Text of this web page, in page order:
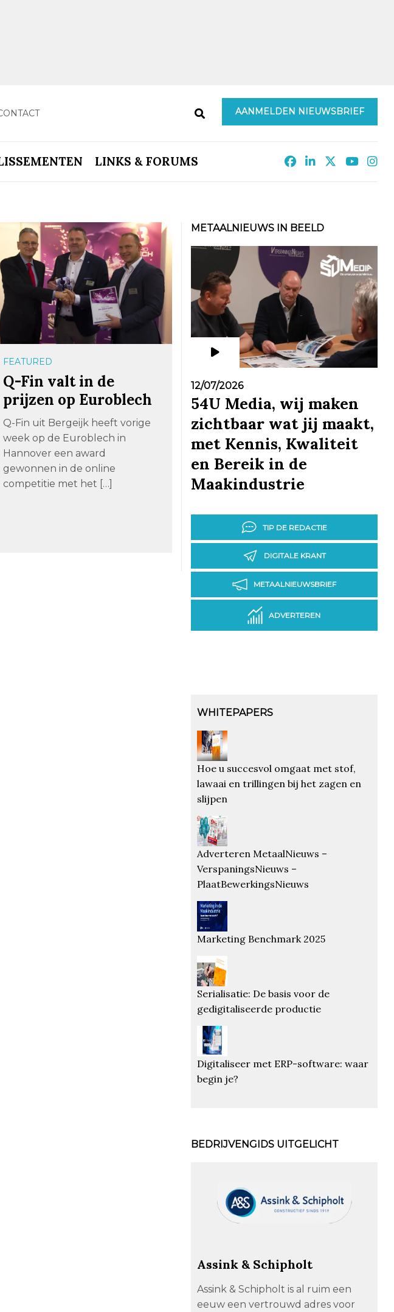
AANMELDEN NIEUWSBRIEF
LINKS & FORUMS
FEATURED
Q-Fin valt in de
prijzen op Euroblech
Q-Fin uit Bergeijk heeft vorige
week op de Euroblech in
Hannover een award
gewonnen in de online
competitie met het […]
METAALNIEUWS IN BEELD
12/07/2026
54U Media, wij maken
zichtbaar wat jij maakt,
met Kennis, Kwaliteit
en Bereik in de
Maakindustrie
TIP DE REDACTIE
DIGITALE KRANT
METAALNIEUWSBRIEF
ADVERTEREN
WHITEPAPERS
Hoe u succesvol omgaat met stof,
lawaai en trillingen bij het zagen en
slijpen
Adverteren MetaalNieuws –
VerspaningsNieuws –
PlaatBewerkingsNieuws
Marketing Benchmark 2025
Serialisatie: De basis voor de
gedigitaliseerde productie
Digitaliseer met ERP-software: waar
begin je?
BEDRIJVENGIDS UITGELICHT
Assink & Schipholt
Assink & Schipholt is al ruim een
eeuw een vertrouwd adres voor